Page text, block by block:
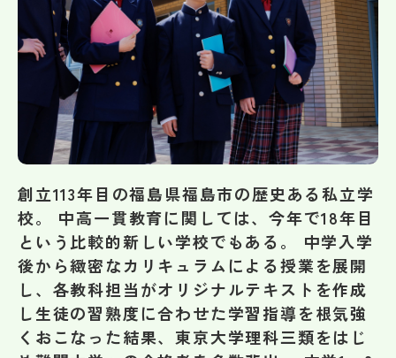
学校からのお知らせ
学校HP最新情報
その他
お問い合わせ
個人情報保護方針
創立113年目の福島県福島市の歴史ある私立学
校。 中高一貫教育に関しては、今年で18年目
という比較的新しい学校でもある。 中学入学
後から緻密なカリキュラムによる授業を展開
し、各教科担当がオリジナルテキストを作成
し生徒の習熟度に合わせた学習指導を根気強
くおこなった結果、東京大学理科三類をはじ